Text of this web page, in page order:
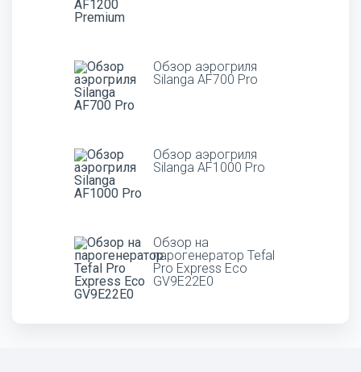
Обзор аэрогриля
Silanga AF700 Pro
Обзор аэрогриля
Silanga AF1000 Pro
Обзор на
парогенератор Tefal
Pro Express Eco
GV9E22E0